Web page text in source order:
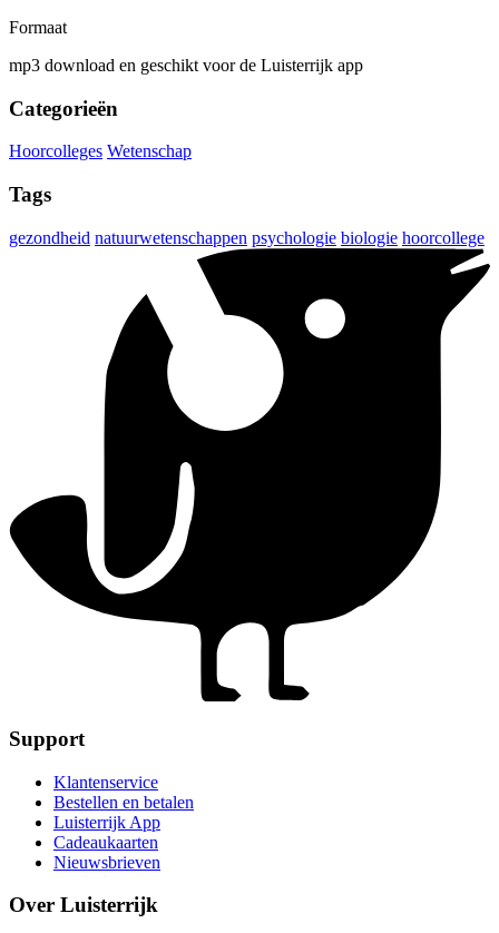
Formaat
mp3 download en geschikt voor de Luisterrijk app
Categorieën
Hoorcolleges Wetenschap
Tags
gezondheid natuurwetenschappen psychologie biologie hoorcollege
Support
Klantenservice
Bestellen en betalen
Luisterrijk App
Cadeaukaarten
Nieuwsbrieven
Over Luisterrijk